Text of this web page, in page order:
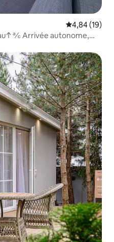
Évaluation
4,84 (19)
℀ Arrivée autonome,